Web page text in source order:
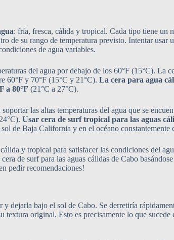
: fría, fresca, cálida y tropical. Cada tipo tiene un
de su rango de temperatura previsto. Intentar usar
de agua variables.
del agua por debajo de los 60°F (15°C). La
60°F y 70°F (15°C y 21°C). La cera para agua
a 80°F (21°C a 27°C).
las altas temperaturas del agua que se
Usar cera de surf tropical para las aguas
de Baja California y en el océano constantemente
y tropical para satisfacer las condiciones del
de surf para las aguas cálidas de Cabo
pedir recomendaciones!
dejarla bajo el sol de Cabo. Se derretiría
textura original. Esto es precisamente lo que sucede